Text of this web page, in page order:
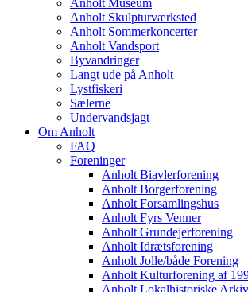
Anholt Museum
Anholt Skulpturværksted
Anholt Sommerkoncerter
Anholt Vandsport
Byvandringer
Langt ude på Anholt
Lystfiskeri
Sælerne
Undervandsjagt
Om Anholt
FAQ
Foreninger
Anholt Biavlerforening
Anholt Borgerforening
Anholt Forsamlingshus
Anholt Fyrs Venner
Anholt Grundejerforening
Anholt Idrætsforening
Anholt Jolle/både Forening
Anholt Kulturforening af